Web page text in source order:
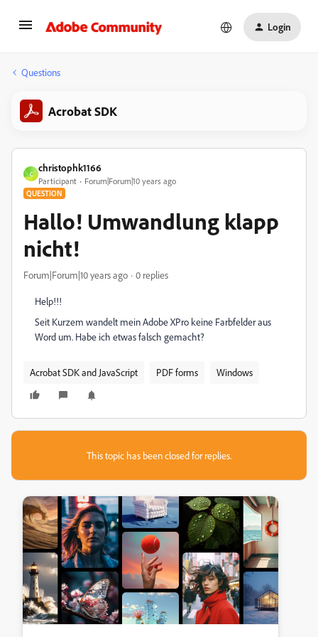
Login
Questions
Acrobat SDK
C
christophk1166
Participant Forum|Forum|10 years ago
QUESTION
Hallo! Umwandlung klapp
nicht!
Forum|Forum|10 years ago 0 replies
Help!!!
Seit Kurzem wandelt mein Adobe XPro keine Farbfelder aus
Word um. Habe ich etwas falsch gemacht?
Acrobat SDK and JavaScript PDF forms Windows
This topic has been closed for replies.